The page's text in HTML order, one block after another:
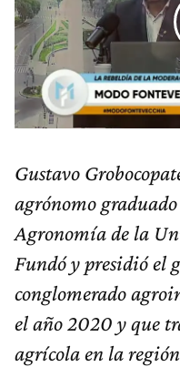
Gustavo
agrónomo
Agronomía de la
Fundó y presidió el
conglomerado
el año 2020 y que
agrícola en la